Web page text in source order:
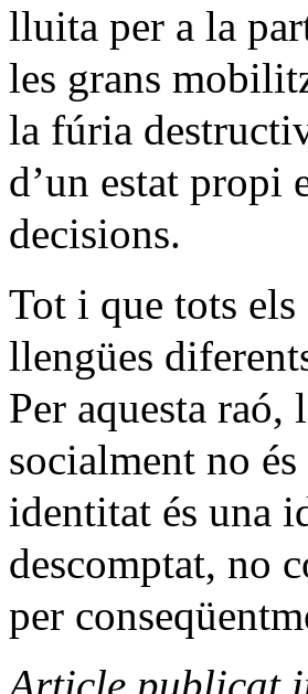
lluita per a la
les grans
la fúria
d’un estat propi
decisions.
Tot i que tots els
llengües
Per aquesta
socialment no
identitat és una
descomptat, no
per
Article publicat